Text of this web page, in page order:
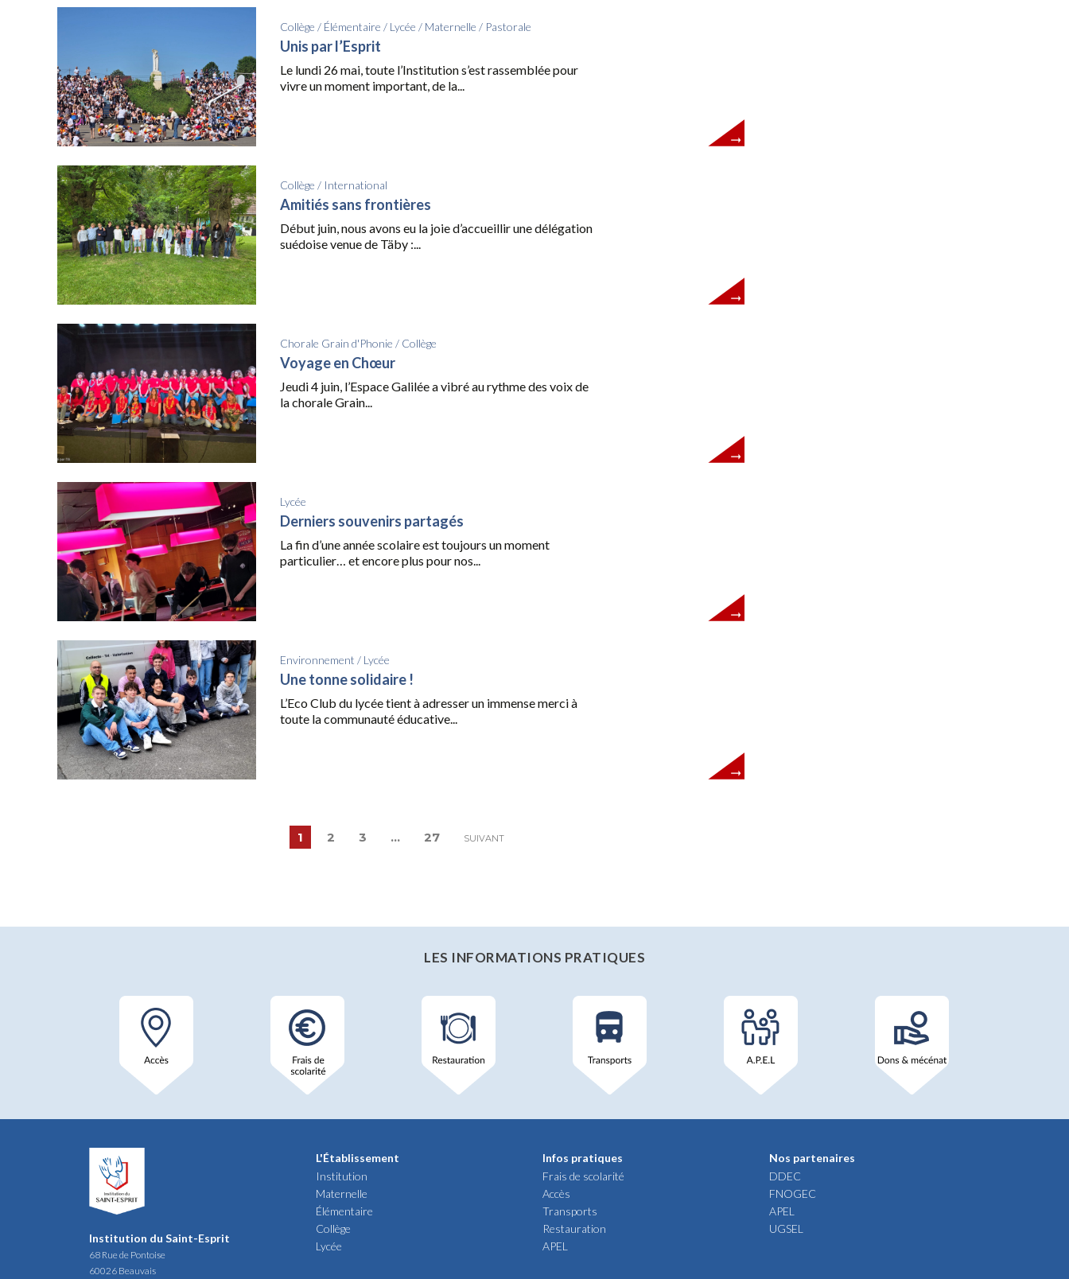
Collège / Élémentaire / Lycée / Maternelle / Pastorale
Unis par l’Esprit
Le lundi 26 mai, toute l’Institution s’est rassemblée pour
vivre un moment important, de la...
Collège / International
Amitiés sans frontières
Début juin, nous avons eu la joie d’accueillir une délégation
suédoise venue de Täby :...
Chorale Grain d'Phonie / Collège
Voyage en Chœur
Jeudi 4 juin, l’Espace Galilée a vibré au rythme des voix de
la chorale Grain...
Lycée
Derniers souvenirs partagés
La fin d’une année scolaire est toujours un moment
particulier… et encore plus pour nos...
Environnement / Lycée
Une tonne solidaire !
L’Eco Club du lycée tient à adresser un immense merci à
toute la communauté éducative...
1 2 3 … 27 SUIVANT
LES INFORMATIONS PRATIQUES
Institution du Saint-Esprit
68 Rue de Pontoise
60026 Beauvais
L'Établissement
Institution
Maternelle
Élémentaire
Collège
Lycée
Infos pratiques
Frais de scolarité
Accès
Transports
Restauration
APEL
Nos partenaires
DDEC
FNOGEC
APEL
UGSEL